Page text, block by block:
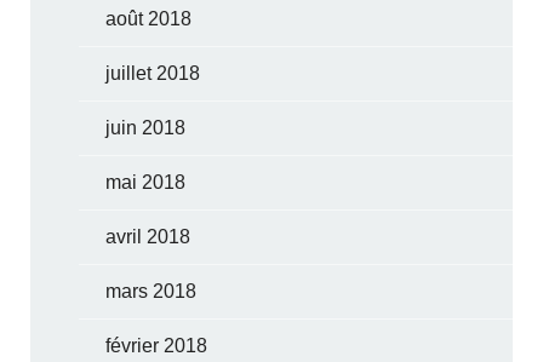
août 2018
juillet 2018
juin 2018
mai 2018
avril 2018
mars 2018
février 2018